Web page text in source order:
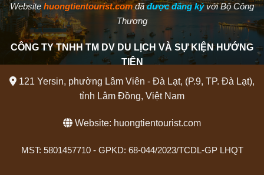
Website huongtientourist.com đãđược đăng ký với Bộ Công
Thương
CÔNG TY TNHH TM DV DU LỊCH VÀ SỰ KIỆN HƯỚNG
TIÊN
121 Yersin, phường Lâm Viên - Đà Lạt, (P.9, TP. Đà Lạt),
tỉnh Lâm Đồng, Việt Nam
Website: huongtientourist.com
MST: 5801457710 - GPKD: 68-044/2023/TCDL-GP LHQT